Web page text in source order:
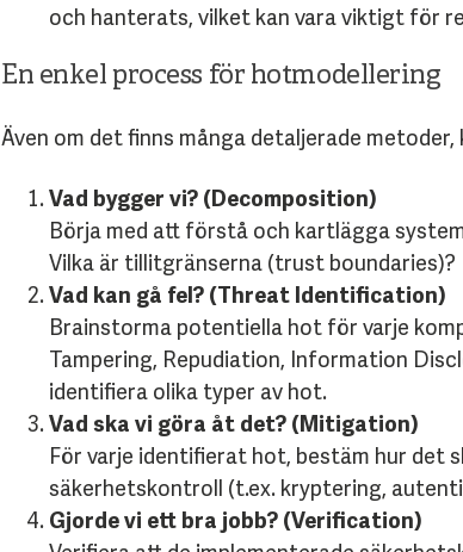
och hanterats, vilket kan vara viktigt för
En enkel process för hotmodellering
Även om det finns många detaljerade
Vad bygger vi? (Decomposition)
Börja med att förstå och kartlägga
Vilka är tillitgränserna (trust boundaries)?
Vad kan gå fel? (Threat Identification)
Brainstorma potentiella hot för varje
Tampering, Repudiation, Information
identifiera olika typer av hot.
Vad ska vi göra åt det? (Mitigation)
För varje identifierat hot, bestäm hur det
säkerhetskontroll (t.ex. kryptering,
Gjorde vi ett bra jobb? (Verification)